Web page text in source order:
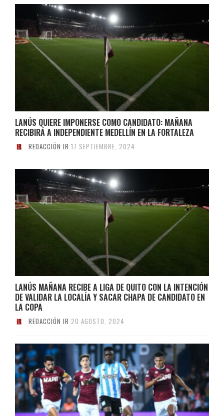
LANÚS QUIERE IMPONERSE COMO CANDIDATO: MAÑANA
RECIBIRÁ A INDEPENDIENTE MEDELLÍN EN LA FORTALEZA
REDACCIÓN IR 17 SEPTIEMBRE, 2024
LANÚS MAÑANA RECIBE A LIGA DE QUITO CON LA INTENCIÓN
DE VALIDAR LA LOCALÍA Y SACAR CHAPA DE CANDIDATO EN
LA COPA
REDACCIÓN IR 20 AGOSTO, 2024